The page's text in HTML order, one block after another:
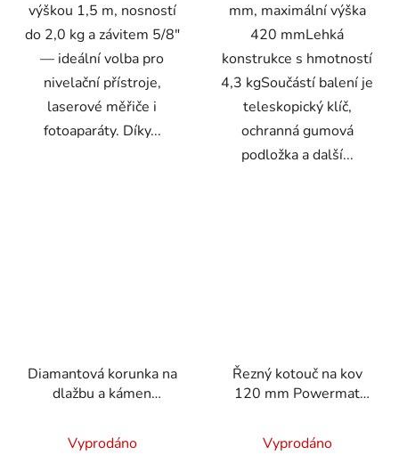
výškou 1,5 m, nosností
do 2,0 kg a závitem 5/8"
— ideální volba pro
nivelační přístroje,
laserové měřiče i
fotoaparáty. Díky...
mm, maximální výška
420 mmLehká
konstrukce s hmotností
4,3 kgSoučástí balení je
teleskopický klíč,
ochranná gumová
podložka a další...
Diamantová korunka na
dlažbu a kámen
Vyprodáno
Řezný kotouč na kov
120 mm Powermat
Vyprodáno